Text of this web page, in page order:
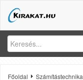
Főoldal Számítástechnika